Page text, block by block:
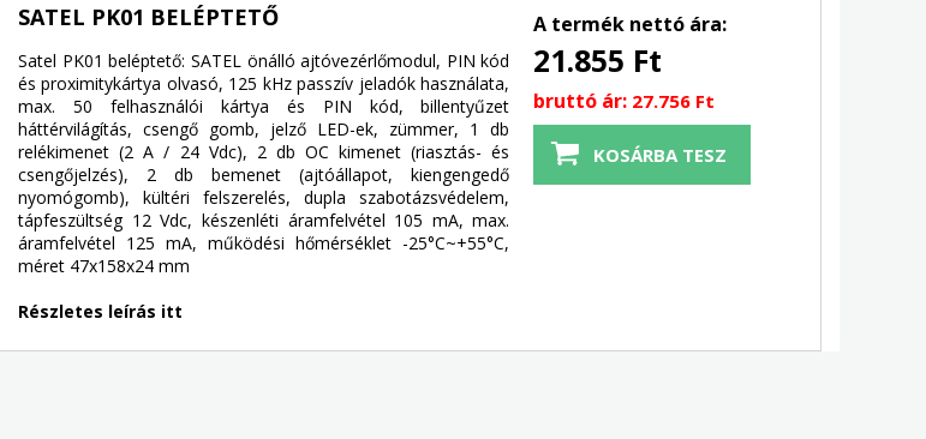
SATEL PK01 BELÉPTETŐ
Satel PK01 beléptető: SATEL önálló ajtóvezérlőmodul, PIN kód
és proximitykártya olvasó, 125 kHz passzív jeladók használata,
max. 50 felhasználói kártya és PIN kód, billentyűzet
háttérvilágítás, csengő gomb, jelző LED-ek, zümmer, 1 db
relékimenet (2 A / 24 Vdc), 2 db OC kimenet (riasztás- és
csengőjelzés), 2 db bemenet (ajtóállapot, kiengengedő
nyomógomb), kültéri felszerelés, dupla szabotázsvédelem,
tápfeszültség 12 Vdc, készenléti áramfelvétel 105 mA, max.
áramfelvétel 125 mA, működési hőmérséklet -25°C~+55°C,
méret 47x158x24 mm
Részletes leírás itt
A termék nettó ára:
21.855 Ft
bruttó ár: 27.756 Ft